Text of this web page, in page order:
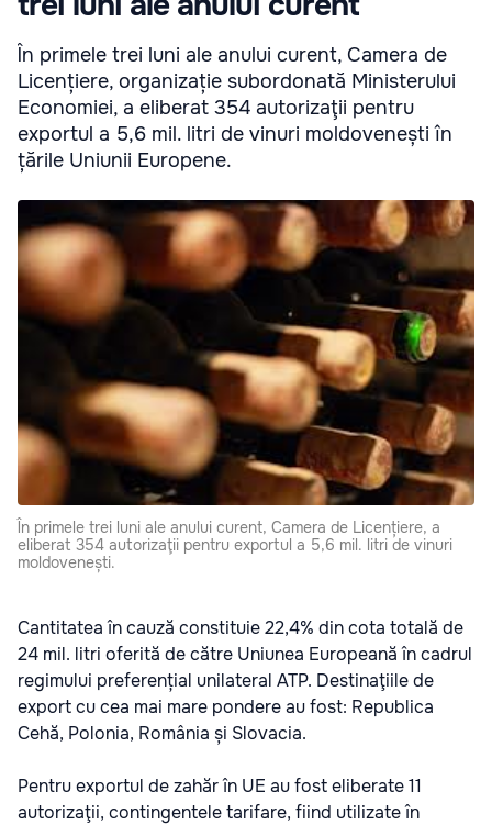
În primele trei luni ale anului curent, Camera de
Licențiere, organizație subordonată Ministerului
Economiei, a eliberat 354 autorizaţii pentru
exportul a 5,6 mil. litri de vinuri moldovenești în
țările Uniunii Europene.
În primele trei luni ale anului curent, Camera de Licențiere, a
eliberat 354 autorizaţii pentru exportul a 5,6 mil. litri de vinuri
moldovenești.
Cantitatea în cauză constituie 22,4% din cota totală de
24 mil. litri oferită de către Uniunea Europeană în cadrul
regimului preferențial unilateral ATP. Destinaţiile de
export cu cea mai mare pondere au fost: Republica
Cehă, Polonia, România și Slovacia.
Pentru exportul de zahăr în UE au fost eliberate 11
autorizaţii, contingentele tarifare, fiind utilizate în